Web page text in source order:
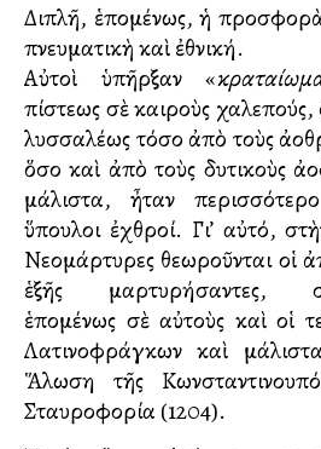
Διπλῆ, ἑπομένως, ἡ
πνευματικὴ καὶ ἐθνική.
Αὐτοὶ ὑπῆρξαν «
πίστεως σὲ καιροὺς
λυσσαλέως τόσο ἀπὸ τοὺς
ὅσο καὶ ἀπὸ τοὺς δυτικοὺς
μάλιστα, ἦταν
ὕπουλοι ἐχθροί. Γι’ αὐτό,
Νεομάρτυρες θεωροῦνται οἱ
ἑξῆς μαρτυρήσαντες,
ἑπομένως σὲ αὐτοὺς καὶ οἱ
Λατινοφράγκων καὶ
Ἅλωση τῆς
Σταυροφορία (1204).